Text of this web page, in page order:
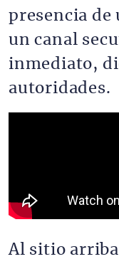
presencia de
un canal
inmediato,
autoridades.
Al sitio